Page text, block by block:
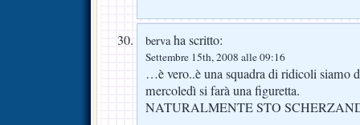
bervaha scritto:
Settembre 15th, 2008 alle 09:16
…è vero..è una squadra di ridicoli siamo
mercoledì si farà una figuretta.
NATURALMENTE STO